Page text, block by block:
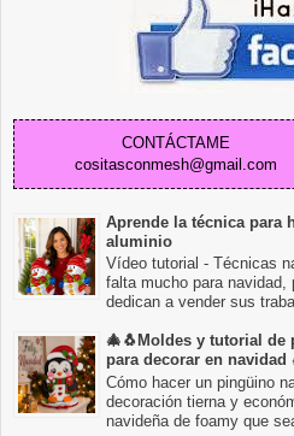
CONTÁCTAME
cositasconmesh@gmail.com
Aprende la técnica para
aluminio
Vídeo tutorial - Técnicas
falta mucho para navidad,
dedican a vender sus
🎄🐧Moldes y tutorial
para decorar en navidad
Cómo hacer un pingüino
decoración tierna y
navideña de foamy que